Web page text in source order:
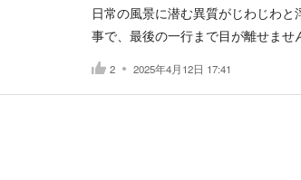
日常の風景に潜む異質がじわじわ
事で、最後の一行まで目が離せませ
2 2025年4月12日 17:41